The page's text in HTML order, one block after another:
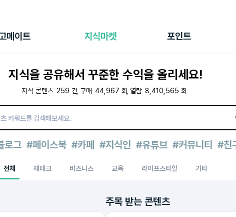
메이트 지식마켓 포인트
리포트
출석 룰렛
후원
이용내역
지식을 공유해서 꾸준한 수익을 올리세요!
지식 콘텐츠 259 건 구매 44,967 회 열람 8,410,565 회
로그 #페이스북 #카페 #지식인 #유튜브 #커뮤니티 #친
전체 재테크 비즈니스 교육 라이프스타일 기타
주목 받는 콘텐츠